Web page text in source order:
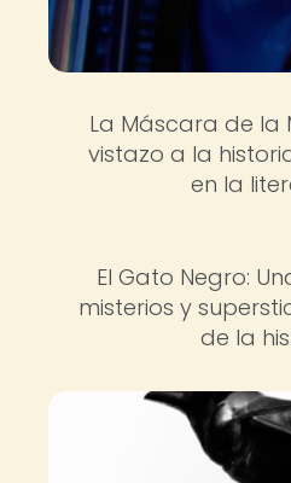
La Máscara de la
vistazo a la
en la
El Gato Negro:
misterios y
de la